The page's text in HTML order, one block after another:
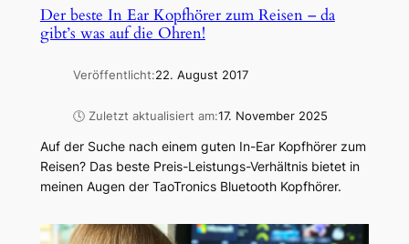
Der beste In Ear Kopfhörer zum Reisen – da
gibt’s was auf die Ohren!
Veröffentlicht:22. August 2017
🕓 Zuletzt aktualisiert am:17. November 2025
Auf der Suche nach einem guten In-Ear Kopfhörer zum
Reisen? Das beste Preis-Leistungs-Verhältnis bietet in
meinen Augen der TaoTronics Bluetooth Kopfhörer.